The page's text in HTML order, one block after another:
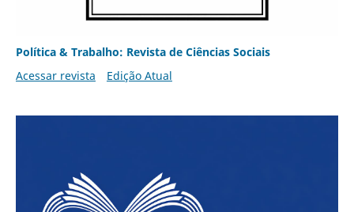
Política & Trabalho: Revista de Ciências Sociais
Acessar revista
Edição Atual